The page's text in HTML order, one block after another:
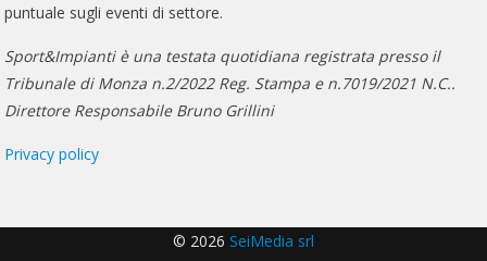
puntuale sugli eventi di settore.
Sport&Impianti è una testata quotidiana registrata presso il
Tribunale di Monza n.2/2022 Reg. Stampa e n.7019/2021 N.C..
Direttore Responsabile Bruno Grillini
Privacy policy
© 2026 SeiMedia srl